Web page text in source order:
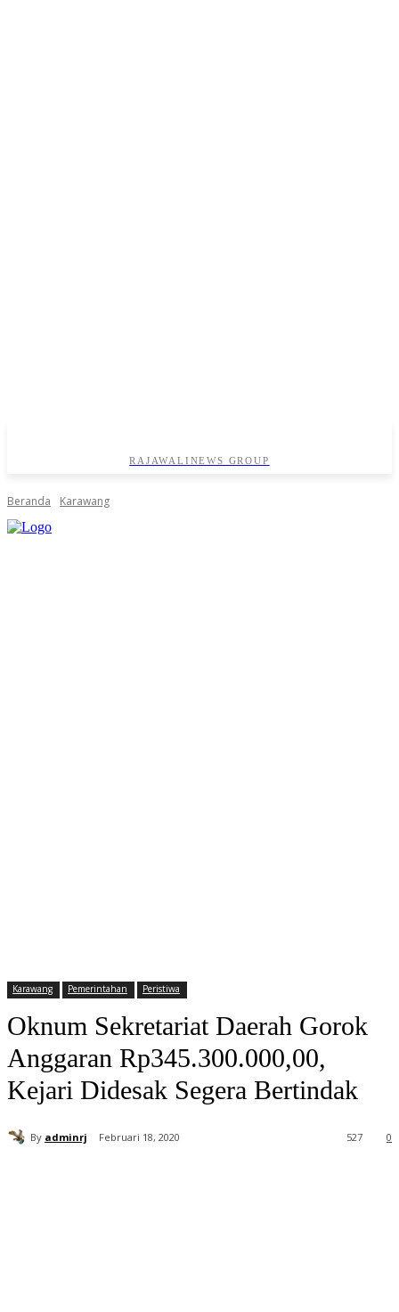
RAJAWALINEWS GROUP
Beranda Karawang
Karawang Pemerintahan Peristiwa
Oknum Sekretariat Daerah Gorok
Anggaran Rp345.300.000,00,
Kejari Didesak Segera Bertindak
By adminrj Februari 18, 2020 0
527